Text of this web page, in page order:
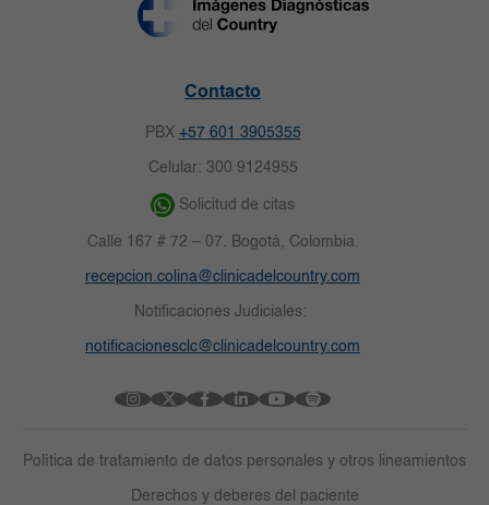
Contacto
PBX +57 601 3905355
Celular: 300 9124955
Solicitud de citas
Calle 167 # 72 – 07. Bogotá, Colombia.
recepcion.colina@clinicadelcountry.com
Notificaciones Judiciales:
notificacionesclc@clinicadelcountry.com
Política de tratamiento de datos personales y otros lineamientos
Derechos y deberes del paciente